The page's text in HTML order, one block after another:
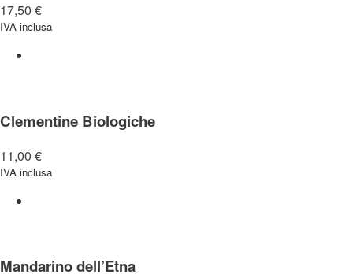
17,50 €
IVA inclusa
Clementine Biologiche
11,00 €
IVA inclusa
Mandarino dell’Etna